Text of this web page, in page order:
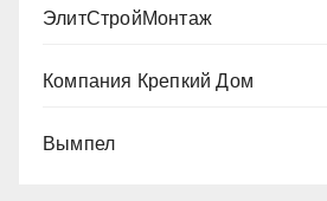
ЭлитСтройМонтаж
Компания Крепкий Дом
Вымпел